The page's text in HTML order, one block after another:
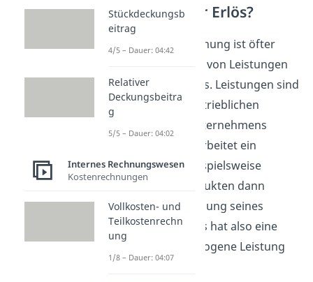
Leistung oder Erlös?
In der Kostenrechnung ist öfter
auch mal die Rede von Leistungen
des Unternehmens. Leistungen sind
dabei auch der betrieblichen
Tätigkeit eines Unternehmens
zuzuordnen. Verarbeitet ein
Unternehmen beispielsweise
Rohstoffe zu Produkten dann
handelt es in Erfüllung seines
Betriebszwecks. Es hat also eine
betriebszweckbezogene Leistung
erbracht.
Stückdeckungsb
eitrag
4/5 – Dauer: 04:42
Relativer
Deckungsbeitra
g
5/5 – Dauer: 04:02
Internes Rechnungswesen
Kostenrechnungen
Vollkosten- und
Teilkostenrechn
ung
1/8 – Dauer: 04:07